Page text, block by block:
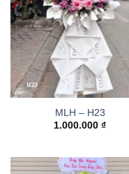
MLH – H23
1.000.000 ₫